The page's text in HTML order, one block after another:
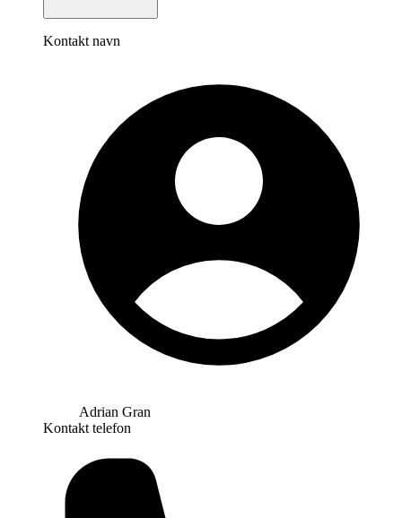
Kontakt navn
Adrian Gran
Kontakt telefon